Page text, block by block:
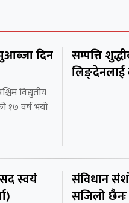
दिन
विद्युतीय
१७ वर्ष भयो
सम्पत्ति
लिङ्देनलाई
स्वयं
संविधान
सजिलो